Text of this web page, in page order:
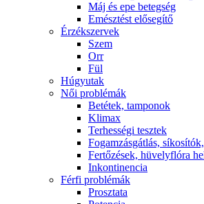
Máj és epe betegség
Emésztést elősegítő
Érzékszervek
Szem
Orr
Fül
Húgyutak
Női problémák
Betétek, tamponok
Klimax
Terhességi tesztek
Fogamzásgátlás,
Fertőzések, hüvelyflóra
Inkontinencia
Férfi problémák
Prosztata